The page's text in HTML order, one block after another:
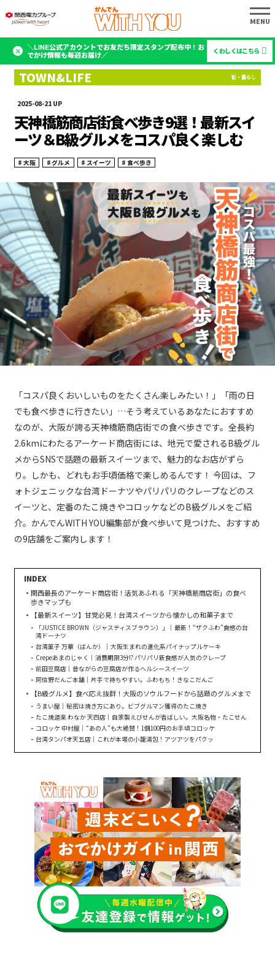
＼LINE公式アカウントでお友だち限定スタンプ配布中！お
でかけ情報も毎週お届け／
くわしくはこちら
2025-08-21
天神橋筋商店街食べ歩き9選！最新スイ
ーツ＆B級グルメをコスパ良く楽しむ
大阪 グルメ スイーツ 食べ歩き
「コスパ良くおいしいものをたくさん楽しみたい！」「雨の日
でも食べ歩きに行きたい」…そう考えているあなたにおすすめ
なのが、大阪が誇る天神橋筋商店街での食べ歩きです。全長約
2.6kmにわたるアーケード商店街には、地元で愛されるB級グル
メからSNSで話題の最新スイーツまで、魅力的なお店がずら
り。しかも、どれもお手頃価格で楽しめるんです！ 今回は、フ
ォトジェニックな台湾ドーナツやパリパリのクレープなどのス
イーツと、定番のたこ焼きやコロッケなどのB級グルメをご紹
介。かんでんWITH YOU編集部が食べ歩いて見つけた、おすすめ
の9店舗をご案内します！
関西最長のアーケード商店街！活気あふれる「天神橋筋商店街」の食べ
歩きマップも
【最新スイーツ】甘党必見！台湾スイーツから懐かしの和菓子まで
「JUSTICE BROWN（ジャスティスブラウン）」｜最新！“ザクふわ”食感の台
湾ドーナツ
台湾菓子 万華（ばんか）｜大阪生まれの進化系パイナップルケーキ
Crepeあまのじゃく｜消費期限3分!? パリパリ新食感が人気のクレープ
前田豆腐店｜昔ながらの豆腐店が作るヘルシースイーツ
阿倍野だんご本舗｜片手で持ちやすい。ふわもち！きなこだんご
【B級グルメ】食べ応え抜群！大阪のソウルフードから話題のグルメまで
うまい屋｜秘密は焼き方にあり。ビブグルマン獲得のたこ焼き
たこ焼道楽 わなか 天四店｜自家製えびせんが香ばしい。大阪名物・たこせん
コロッケ 中村屋｜“あの人”も大絶賛！1個100円のお手頃コロッケ
台湾タンパオ天五店｜これが本場の小籠湯包！アツアツをパクッ